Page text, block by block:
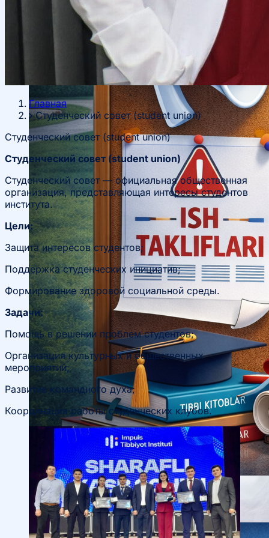
Научные конференции
Студенческое научное общество
Объявления
Главная
Студенческий совет (student union)
Студенческий совет (student union)
Студенческий совет (student union)
Студенческий совет — официальная общественная
организация, представляющая интересы студентов
института.
Цели:
Защита интересов студентов;
Поддержка студенческих инициатив;
Формирование здоровой социальной среды.
Задачи:
Помощь в решении проблем студентов;
Организация культурных и общественных
мероприятий;
Развитие командного духа;
Координация работы студенческих клубов.